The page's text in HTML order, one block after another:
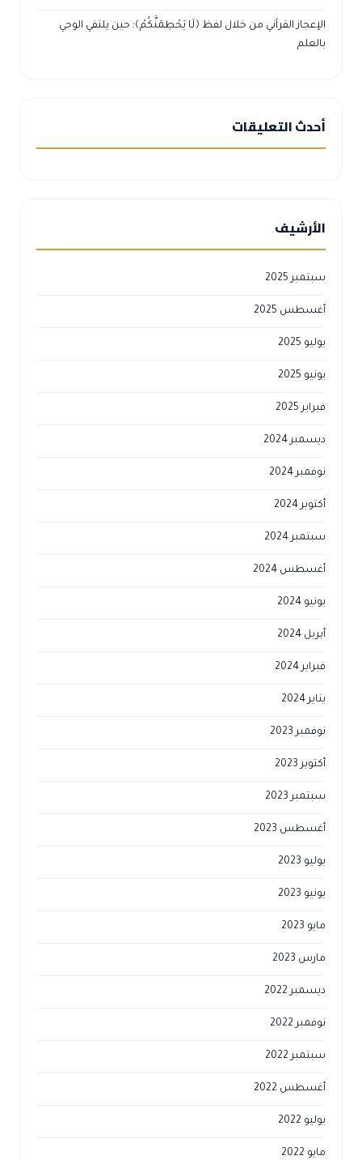
الإعجاز القرآني من خلال لفظ ﴿لَا يَحْطِمَنَّكُمْ﴾: حين يلتقي الوحي
بالعلم
أحدث التعليقات
الأرشيف
سبتمبر 2025
أغسطس 2025
يوليو 2025
يونيو 2025
فبراير 2025
ديسمبر 2024
نوفمبر 2024
أكتوبر 2024
سبتمبر 2024
أغسطس 2024
يونيو 2024
أبريل 2024
فبراير 2024
يناير 2024
نوفمبر 2023
أكتوبر 2023
سبتمبر 2023
أغسطس 2023
يوليو 2023
يونيو 2023
مايو 2023
مارس 2023
ديسمبر 2022
نوفمبر 2022
سبتمبر 2022
أغسطس 2022
يوليو 2022
مايو 2022